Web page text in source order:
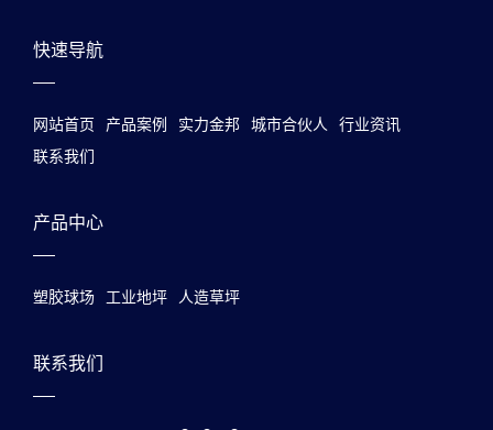
快速导航
网站首页 产品案例 实力金邦 城市合伙人 行业资讯
联系我们
产品中心
塑胶球场 工业地坪 人造草坪
联系我们